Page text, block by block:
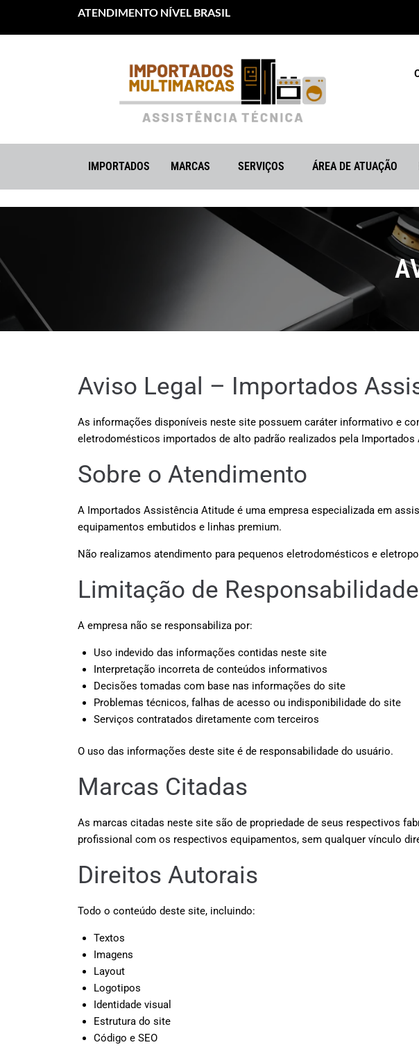
ATENDIMENTO NÍVEL BRASIL
IMPORTADOS MARCAS SERVIÇOS ÁREA DE ATUAÇÃO
Aviso Legal – Importados
As informações disponíveis neste site possuem caráter informativo e
eletrodomésticos importados de alto padrão realizados pela
Sobre o Atendimento
A Importados Assistência Atitude é uma empresa especializada em
equipamentos embutidos e linhas premium.
Não realizamos atendimento para pequenos eletrodomésticos e
Limitação de Responsabilidade
A empresa não se responsabiliza por:
Uso indevido das informações contidas neste site
Interpretação incorreta de conteúdos informativos
Decisões tomadas com base nas informações do site
Problemas técnicos, falhas de acesso ou indisponibilidade do site
Serviços contratados diretamente com terceiros
O uso das informações deste site é de responsabilidade do usuário.
Marcas Citadas
As marcas citadas neste site são de propriedade de seus respectivos
profissional com os respectivos equipamentos, sem qualquer vínculo
Direitos Autorais
Todo o conteúdo deste site, incluindo:
Textos
Imagens
Layout
Logotipos
Identidade visual
Estrutura do site
Código e SEO